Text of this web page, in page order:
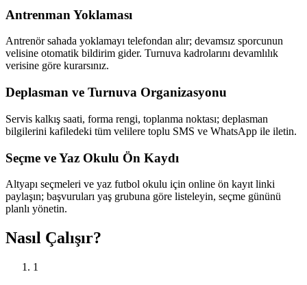
Antrenman Yoklaması
Antrenör sahada yoklamayı telefondan alır; devamsız sporcunun
velisine otomatik bildirim gider. Turnuva kadrolarını devamlılık
verisine göre kurarsınız.
Deplasman ve Turnuva Organizasyonu
Servis kalkış saati, forma rengi, toplanma noktası; deplasman
bilgilerini kafiledeki tüm velilere toplu SMS ve WhatsApp ile iletin.
Seçme ve Yaz Okulu Ön Kaydı
Altyapı seçmeleri ve yaz futbol okulu için online ön kayıt linki
paylaşın; başvuruları yaş grubuna göre listeleyin, seçme gününü
planlı yönetin.
Nasıl Çalışır?
1